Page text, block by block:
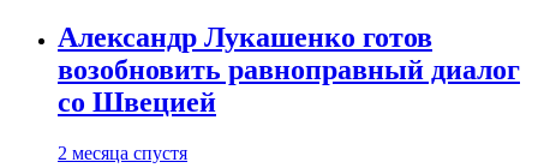
Александр Лукашенко готов
возобновить равноправный диалог
со Швецией
2 месяца спустя